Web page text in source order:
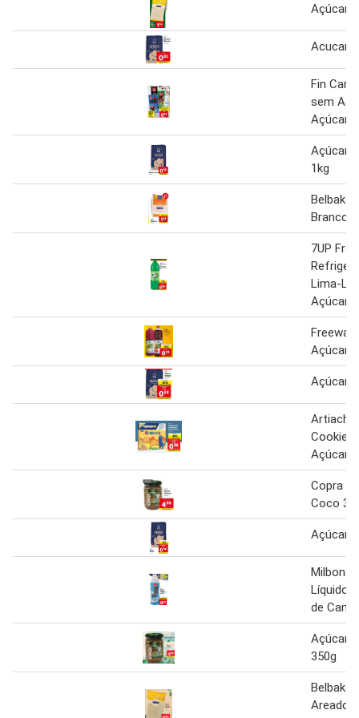
Açúcar
Acucar
Fin
sem
Açúcar
Açúcar
1kg
Belbake
Branco
7UP Free
Lima-
Açúcar
Freeway
Açúcar
Açúcar
Artiach
Açúcar
Copra
Coco
Açúcar
Milbona
Líquido
de Cana
Açúcar
350g
Belbake
Areado